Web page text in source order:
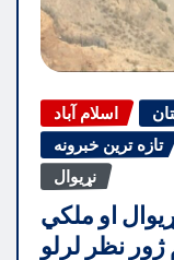
اسلام آباد
تازه ترین خبرونه
نړیوال
او ملکي
نظر لرلو